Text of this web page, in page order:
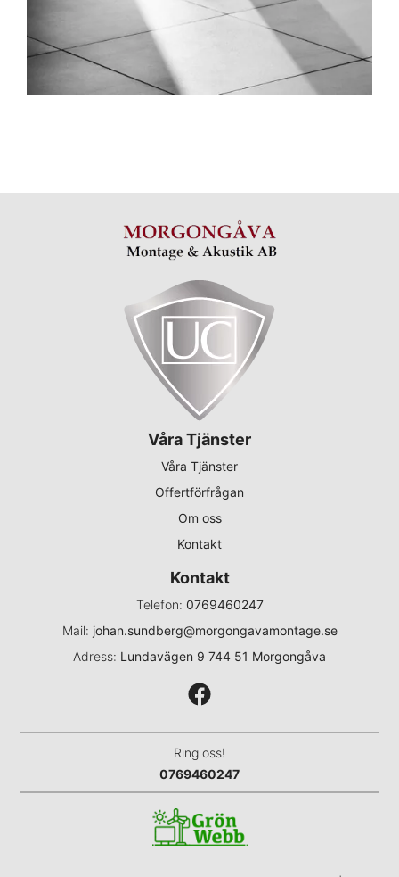
Våra Tjänster
Våra Tjänster
Offertförfrågan
Om oss
Kontakt
Kontakt
Telefon: 0769460247
Mail: johan.sundberg@morgongavamontage.se
Adress: Lundavägen 9 744 51 Morgongåva
Facebook
Ring oss!
0769460247